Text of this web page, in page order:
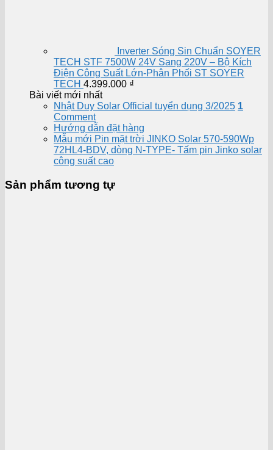
Inverter Sóng Sin Chuẩn SOYER
TECH STF 7500W 24V Sang 220V – Bộ Kích
Điện Công Suất Lớn-Phân Phối ST SOYER
TECH 4.399.000 ₫
Bài viết mới nhất
Nhật Duy Solar Official tuyển dụng 3/2025 1
Comment
Hướng dẫn đặt hàng
Mẫu mới Pin mặt trời JINKO Solar 570-590Wp
72HL4-BDV, dòng N-TYPE- Tấm pin Jinko solar
công suất cao
Sản phẩm tương tự